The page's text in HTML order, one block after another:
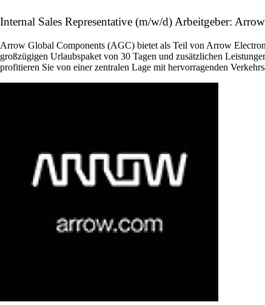
Internal Sales Representative (m/w/d) Arbeitgeber:
Arrow Global Components (AGC) bietet als Teil von Arrow
großzügigen Urlaubspaket von 30 Tagen und zusätzlichen
profitieren Sie von einer zentralen Lage mit hervorragenden